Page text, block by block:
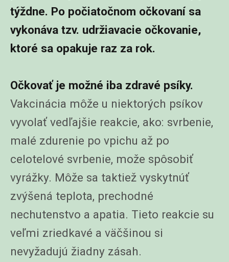
týždne. Po počiatočnom očkovaní sa
vykonáva tzv. udržiavacie očkovanie,
ktoré sa opakuje raz za rok.
Očkovať je možné iba zdravé psíky.
Vakcinácia môže u niektorých psíkov
vyvolať vedľajšie reakcie, ako: svrbenie,
malé zdurenie po vpichu až po
celotelové svrbenie, može spôsobiť
vyrážky. Môže sa taktiež vyskytnúť
zvýšená teplota, prechodné
nechutenstvo a apatia. Tieto reakcie su
veľmi zriedkavé a väčšinou si
nevyžadujú žiadny zásah.